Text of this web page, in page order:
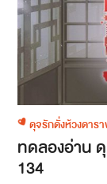
ดุจรักดั่งห้วงดาร
ทดลองอ่าน
134